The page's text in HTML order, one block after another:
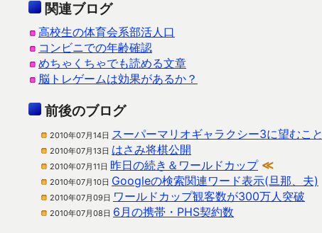
関連ブログ
高校生の体育会系部活人口
コンビニでの年齢確認
めちゃくちゃでも読める文章
脳トレゲームは効果があるか？
前後のブログ
2010年07月14日 スーパーマリオギャラクシー3に望むこと
2010年07月13日 はさみ将棋公開
2010年07月11日 昨日の続き＆ワールドカップ ≪
2010年07月10日 Googleの検索関連ワード表示(旦那、夫)
2010年07月09日 ワールドカップ観客数が300万人突破
2010年07月08日 6月の携帯・PHS契約数